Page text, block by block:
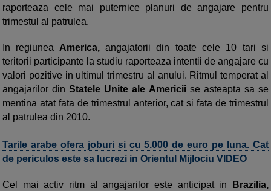
raporteaza cele mai puternice planuri de angajare pentru
trimestul al patrulea.
In regiunea America,angajatorii din toate cele 10 tari si
teritorii participante la studiu raporteaza intentii de angajare cu
valori pozitive in ultimul trimestru al anului. Ritmul temperat al
angajarilor din Statele Unite ale Americiise asteapta sa se
mentina atat fata de trimestrul anterior, cat si fata de trimestrul
al patrulea din 2010.
Tarile arabe ofera joburi si cu 5.000 de euro pe luna. Cat
de periculos este sa lucrezi in Orientul Mijlociu VIDEO
Cel mai activ ritm al angajarilor este anticipat in Brazilia,